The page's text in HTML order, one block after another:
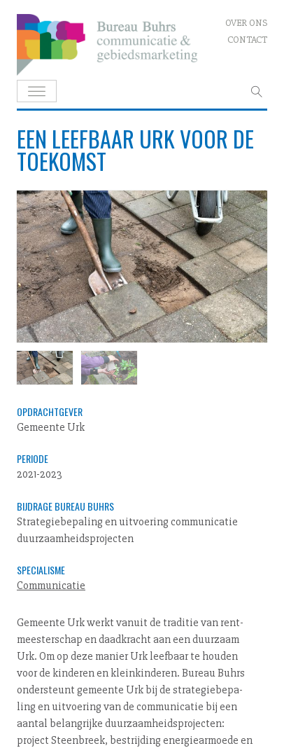
Skip
to
content
OVER ONS
CONTACT
EEN LEEFBAAR URK VOOR DE
TOEKOMST
OPDRACHTGEVER
Gemeente Urk
PERIODE
2021-2023
BIJDRAGE BUREAU BUHRS
Strategiebepaling en uitvoering communicatie
duurzaamheidsprojecten
SPECIALISME
Communicatie
Gemeente Urk werkt vanuit de traditie van rent­
mees­ter­schap en daadkracht aan een duurzaam
Urk. Om op deze manier Urk leefbaar te houden
voor de kinderen en klein­kin­de­ren. Bureau Buhrs
ondersteunt gemeente Urk bij de stra­te­gie­be­pa­
ling en uitvoering van de com­mu­ni­ca­tie bij een
aantal belangrijke duur­zaam­heids­pro­jec­ten:
project Steenbreek, bestrijding ener­gie­ar­moe­de en